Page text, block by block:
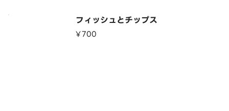
フィッシュとチップス
¥700